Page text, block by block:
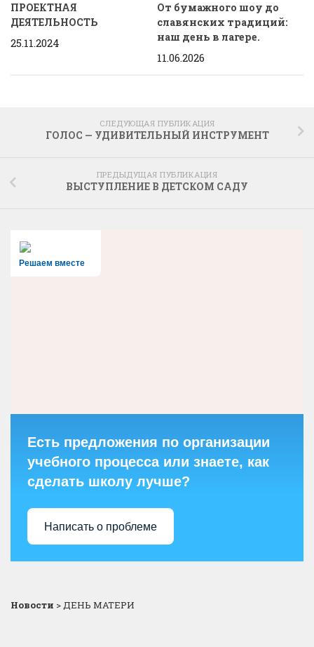
ПРОЕКТНАЯ
ДЕЯТЕЛЬНОСТЬ
25.11.2024
От бумажного шоу до
славянских традиций:
наш день в лагере.
11.06.2026
СЛЕДУЮЩАЯ ПУБЛИКАЦИЯ
ГОЛОС — УДИВИТЕЛЬНЫЙ ИНСТРУМЕНТ
ПРЕДЫДУЩАЯ ПУБЛИКАЦИЯ
ВЫСТУПЛЕНИЕ В ДЕТСКОМ САДУ
Решаем вместе
Есть предложения по организации
учебного процесса или знаете, как
сделать школу лучше?
Написать о проблеме
Новости >ДЕНЬ МАТЕРИ